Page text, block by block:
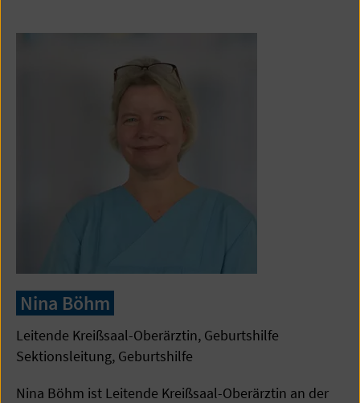
Nina Böhm
Leitende Kreißsaal-Oberärztin, Geburtshilfe
Sektionsleitung, Geburtshilfe
Nina Böhm ist Leitende Kreißsaal-Oberärztin an der